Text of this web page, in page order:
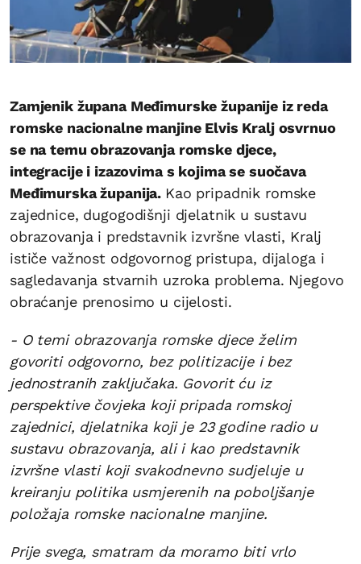
Zamjenik župana Međimurske županije iz reda
romske nacionalne manjine Elvis Kralj osvrnuo
se na temu obrazovanja romske djece,
integracije i izazovima s kojima se suočava
Međimurska županija. Kao pripadnik romske
zajednice, dugogodišnji djelatnik u sustavu
obrazovanja i predstavnik izvršne vlasti, Kralj
ističe važnost odgovornog pristupa, dijaloga i
sagledavanja stvarnih uzroka problema. Njegovo
obraćanje prenosimo u cijelosti.
- O temi obrazovanja romske djece želim
govoriti odgovorno, bez politizacije i bez
jednostranih zaključaka. Govorit ću iz
perspektive čovjeka koji pripada romskoj
zajednici, djelatnika koji je 23 godine radio u
sustavu obrazovanja, ali i kao predstavnik
izvršne vlasti koji svakodnevno sudjeluje u
kreiranju politika usmjerenih na poboljšanje
položaja romske nacionalne manjine.
Prije svega, smatram da moramo biti vrlo